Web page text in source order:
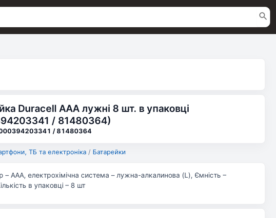
Duracell AAA лужні 8 шт. в упаковці
/ 81480364)
/ 81480364
ТБ та електроніка / Батарейки
– AAA, електрохімічна система – лужна-алкалинова (L), Ємність –
в упаковці – 8 шт